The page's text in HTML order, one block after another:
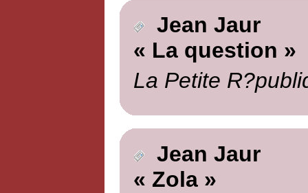
Jean Jaur
« La question »
La Petite
Jean Jaur
« Zola »